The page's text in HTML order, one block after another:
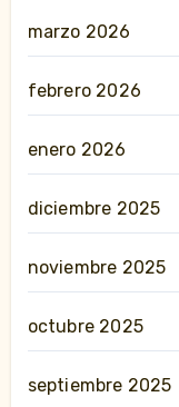
marzo 2026
febrero 2026
enero 2026
diciembre 2025
noviembre 2025
octubre 2025
septiembre 2025